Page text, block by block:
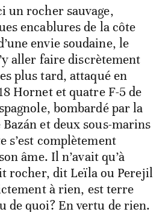
un rocher sauvage,
encablures de la côte
envie soudaine, le
aller faire discrètement
plus tard, attaqué en
Hornet et quatre F-5 de
bombardé par la
et deux sous-marins
s’est complètement
âme. Il n’avait qu’à
rocher, dit Leïla ou Perejil
à rien, est terre
de quoi? En vertu de rien.